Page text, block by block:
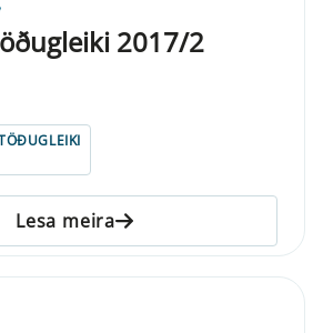
2017/2
Lesa meira